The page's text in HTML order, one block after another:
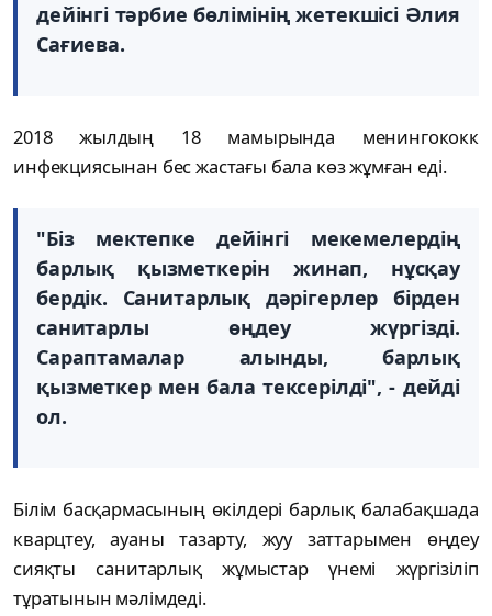
дейінгі тәрбие бөлімінің жетекшісі Әлия
Сағиева.
2018 жылдың 18 мамырында менингококк
инфекциясынан бес жастағы бала көз жұмған еді.
"Біз мектепке дейінгі мекемелердің
барлық қызметкерін жинап, нұсқау
бердік. Санитарлық дәрігерлер бірден
санитарлы өңдеу жүргізді.
Сараптамалар алынды, барлық
қызметкер мен бала тексерілді", - дейді
ол.
Білім басқармасының өкілдері барлық балабақшада
кварцтеу, ауаны тазарту, жуу заттарымен өңдеу
сияқты санитарлық жұмыстар үнемі жүргізіліп
тұратынын мәлімдеді.